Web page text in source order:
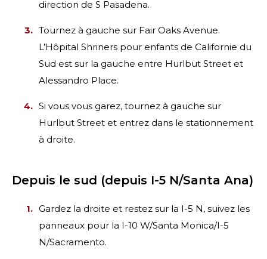
direction de S Pasadena.
Tournez à gauche sur Fair Oaks Avenue.
L’Hôpital Shriners pour enfants de Californie du
Sud est sur la gauche entre Hurlbut Street et
Alessandro Place.
Si vous vous garez, tournez à gauche sur
Hurlbut Street et entrez dans le stationnement
à droite.
Depuis le sud (depuis I-5 N/Santa Ana)
Gardez la droite et restez sur la I-5 N, suivez les
panneaux pour la I-10 W/Santa Monica/I-5
N/Sacramento.